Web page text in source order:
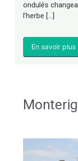
ondulés
l’herbe […]
En savoir plus